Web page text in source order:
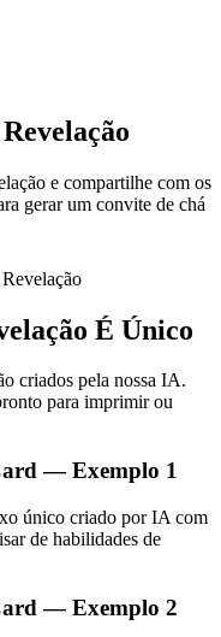
e compartilhe com os
gerar um convite de chá
É Único
criados pela nossa IA.
para imprimir ou
— Exemplo 1
único criado por IA com
de habilidades de
— Exemplo 2